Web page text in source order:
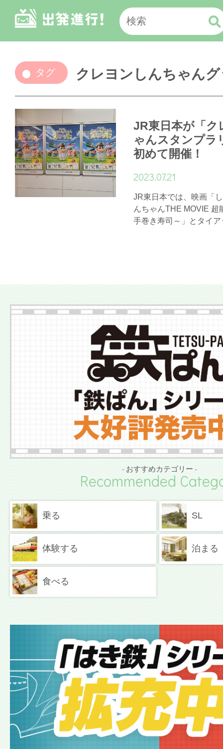
タグ クレヨンしんちゃん
JR東日本が「ク
ゃんスタンプラ
初めて開催！
2023.07.21
JR東日本では、映画「
んちゃんTHE MOVIE 超
手巻き寿司～」とタイ
- おすすめカテゴリー -
Recommended
乗る SL
体験する 泊まる
食べる